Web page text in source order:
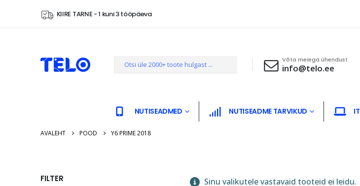
KIIRE TARNE - 1 kuni 3 tööpäeva
Võta meiega ühendust
info@telo.ee
NUTISEADMED NUTISEADME TARVIKUD IT
AVALEHT POOD Y6 PRIME 2018
Sinu valikutele vastavaid tooteid ei leidu.
FILTER